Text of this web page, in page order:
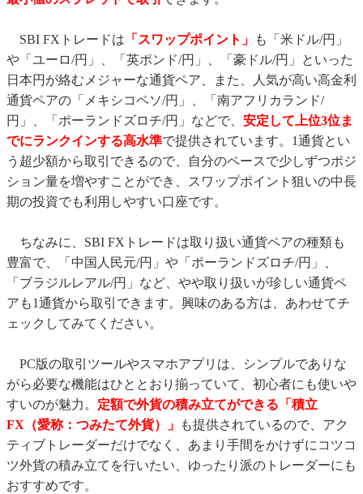
SBI FXトレードは 「スワップポイント」
も「米ドル/円」
や「ユーロ/円」、「英ポンド/円」、「豪ドル/円」といった
日本円が絡むメジャーな通貨ペア、また、人気が高い高金利
通貨ペアの「メキシコペソ/円」、「南アフリカランド/
円」、「ポーランドズロチ/円」などで、 安定して上位3位ま
でにランクインする高水準で提供されています。1通貨とい
う超少額から取引できるので、自分のペースで少しずつポジ
ション量を増やすことができ、スワップポイント狙いの中長
期の投資でも利用しやすい口座です。
ちなみに、SBI FXトレードは取り扱い通貨ペアの種類も
豊富で、「中国人民元/円」や「ポーランドズロチ/円」、
「ブラジルレアル/円」など、やや取り扱いが珍しい通貨ペ
アも1通貨から取引できます。興味のある方は、あわせてチ
ェックしてみてください。
PC版の取引ツールやスマホアプリは、シンプルでありな
がら必要な機能はひととおり揃っていて、初心者にも使いや
すいのが魅力。 定額で外貨の積み立てができる「積立
FX（愛称：つみたて外貨）」
も提供されているので、アク
ティブトレーダーだけでなく、あまり手間をかけずにコツコ
ツ外貨の積み立てを行いたい、ゆったり派のトレーダーにも
おすすめです。